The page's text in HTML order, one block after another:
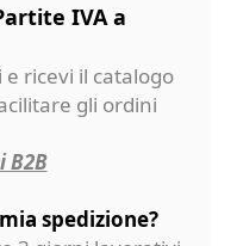
IVA a
e ricevi il catalogo
gli ordini
B2B
spedizione?